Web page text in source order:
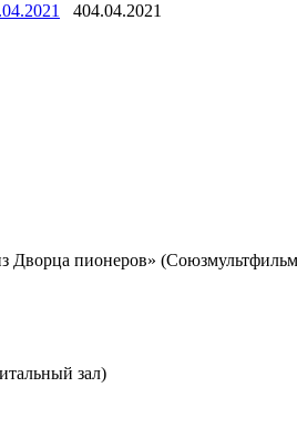
404.04.2021
пионеров»
зал)